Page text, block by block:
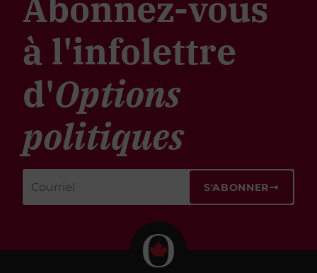
à l'infolettre
d'Options
politiques
S'ABONNER